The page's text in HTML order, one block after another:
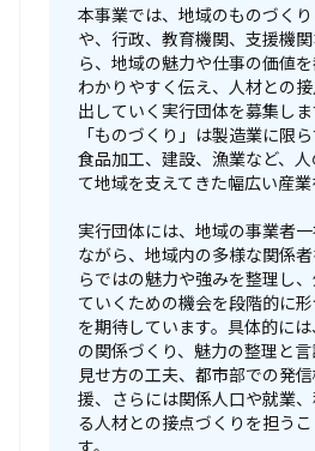
本事業では、地域のものづく
や、行政、教育機関、支援機
ら、地域の魅力や仕事の価値
わかりやすく伝え、人材との
出していく実行団体を募集し
「ものづくり」は製造業に限
食品加工、建設、漁業など、
て地域を支えてきた幅広い産業
実行団体には、地域の事業者
ながら、地域内の多様な関係
らではの魅力や強みを整理し
ていくための機会を段階的に
を期待しています。具体的に
の関係づくり、魅力の整理と
見せ方の工夫、都市部での発
援、さらには関係人口や就業
る人材との接点づくりを担う
す。